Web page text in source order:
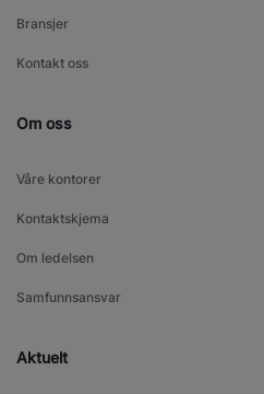
Bransjer
Kontakt oss
Om oss
Våre kontorer
Kontaktskjema
Om ledelsen
Samfunnsansvar
Aktuelt